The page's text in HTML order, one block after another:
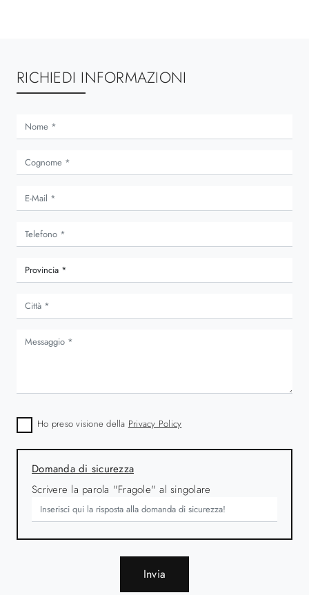
RICHIEDI INFORMAZIONI
Ho preso visione della Privacy Policy
Domanda di sicurezza
Scrivere la parola "Fragole" al singolare
Invia